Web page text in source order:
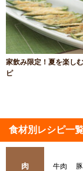
家飲み限定！夏を楽し
ピ
食材別レシピ一
肉 牛肉